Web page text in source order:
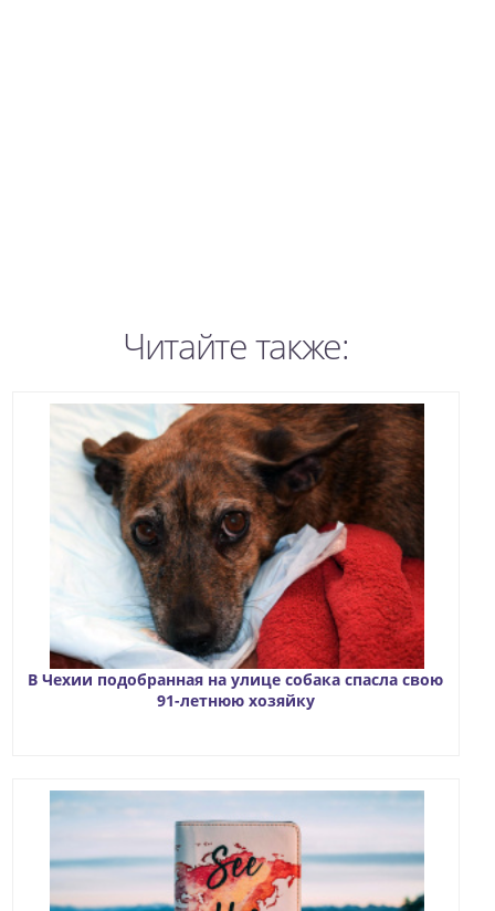
Читайте также:
В Чехии подобранная на улице собака спасла свою
91-летнюю хозяйку